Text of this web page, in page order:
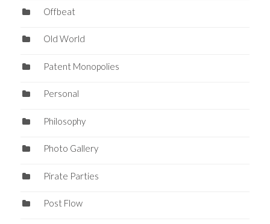
Offbeat
Old World
Patent Monopolies
Personal
Philosophy
Photo Gallery
Pirate Parties
Post Flow